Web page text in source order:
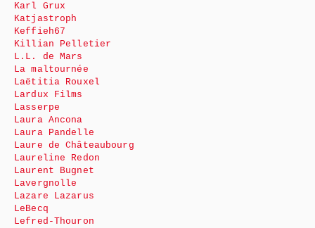
Karl Grux
Katjastroph
Keffieh67
Killian Pelletier
L.L. de Mars
La maltournée
Laëtitia Rouxel
Lardux Films
Lasserpe
Laura Ancona
Laura Pandelle
Laure de Châteaubourg
Laureline Redon
Laurent Bugnet
Lavergnolle
Lazare Lazarus
LeBecq
Lefred-Thouron